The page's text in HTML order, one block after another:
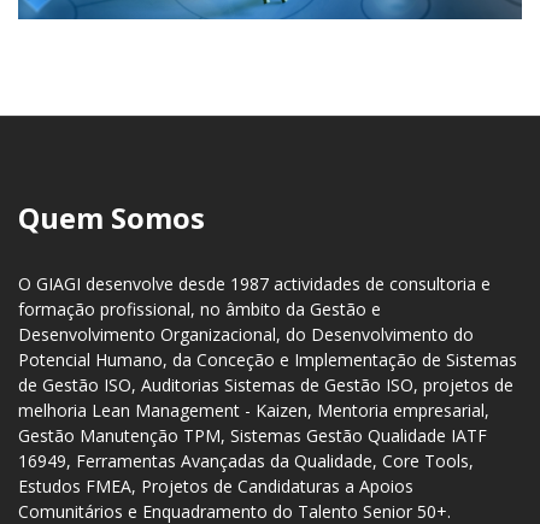
Quem Somos
O GIAGI desenvolve desde 1987 actividades de consultoria e
formação profissional, no âmbito da Gestão e
Desenvolvimento Organizacional, do Desenvolvimento do
Potencial Humano, da Conceção e Implementação de Sistemas
de Gestão ISO, Auditorias Sistemas de Gestão ISO, projetos de
melhoria Lean Management - Kaizen, Mentoria empresarial,
Gestão Manutenção TPM, Sistemas Gestão Qualidade IATF
16949, Ferramentas Avançadas da Qualidade, Core Tools,
Estudos FMEA, Projetos de Candidaturas a Apoios
Comunitários e Enquadramento do Talento Senior 50+.